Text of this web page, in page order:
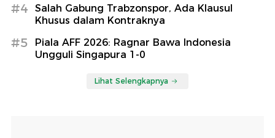
#4
Salah Gabung Trabzonspor, Ada Klausul
Khusus dalam Kontraknya
#5
Piala AFF 2026: Ragnar Bawa Indonesia
Ungguli Singapura 1-0
Lihat Selengkapnya